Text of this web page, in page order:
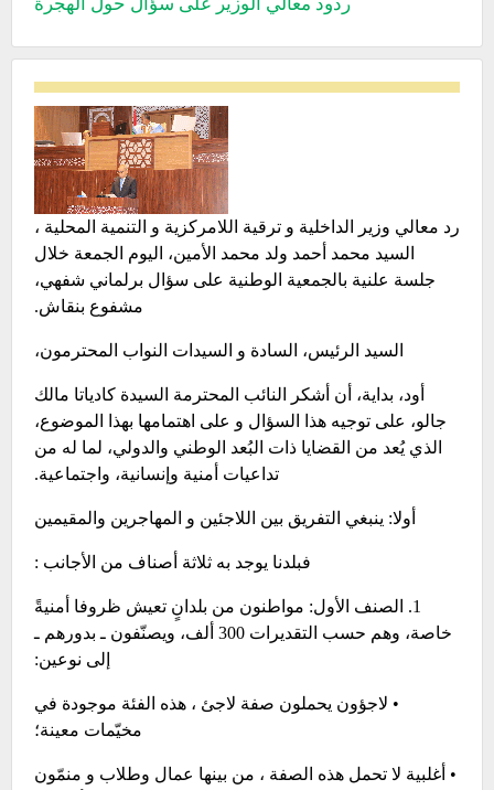
رد معالي وزير الداخلية و ترقية اللامركزية و التنمية المحلية ،
السيد محمد أحمد ولد محمد الأمين، اليوم الجمعة خلال
جلسة علنية بالجمعية الوطنية على سؤال برلماني شفهي،
مشفوع بنقاش.
السيد الرئيس، السادة و السيدات النواب المحترمون،
أود، بداية، أن أشكر النائب المحترمة السيدة كادياتا مالك
جالو، على توجيه هذا السؤال و على اهتمامها بهذا الموضوع،
الذي يُعد من القضايا ذات البُعد الوطني والدولي، لما له من
تداعيات أمنية وإنسانية، واجتماعية.
أولا: ينبغي التفريق بين اللاجئين و المهاجرين والمقيمين
فبلدنا يوجد به ثلاثة أصناف من الأجانب :
1. الصنف الأول: مواطنون من بلدانٍ تعيش ظروفا أمنيةً
خاصة، وهم حسب التقديرات 300 ألف، ويصنّفون ـ بدورهم ـ
إلى نوعين:
• لاجؤون يحملون صفة لاجئ ، هذه الفئة موجودة في
مخيّمات معينة؛
• أغلبية لا تحمل هذه الصفة ، من بينها عمال وطلاب و منمّون